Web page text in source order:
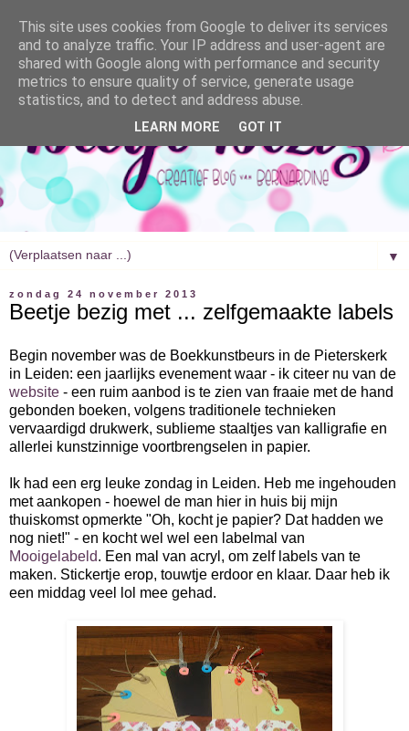
▼
zondag 24 november 2013
Beetje bezig met ... zelfgemaakte labels
Begin november was de Boekkunstbeurs in de Pieterskerk
in Leiden: een jaarlijks evenement waar - ik citeer nu van de
website - een ruim aanbod is te zien van fraaie met de hand
gebonden boeken, volgens traditionele technieken
vervaardigd drukwerk, sublieme staaltjes van kalligrafie en
allerlei kunstzinnige voortbrengselen in papier.
Ik had een erg leuke zondag in Leiden. Heb me ingehouden
met aankopen - hoewel de man hier in huis bij mijn
thuiskomst opmerkte "Oh, kocht je papier? Dat hadden we
nog niet!" - en kocht wel wel een labelmal van
Mooigelabeld. Een mal van acryl, om zelf labels van te
maken. Stickertje erop, touwtje erdoor en klaar. Daar heb ik
een middag veel lol mee gehad.
This site uses cookies from Google to deliver its services
and to analyze traffic. Your IP address and user-agent are
shared with Google along with performance and security
metrics to ensure quality of service, generate usage
statistics, and to detect and address abuse.
LEARN MORE GOT IT